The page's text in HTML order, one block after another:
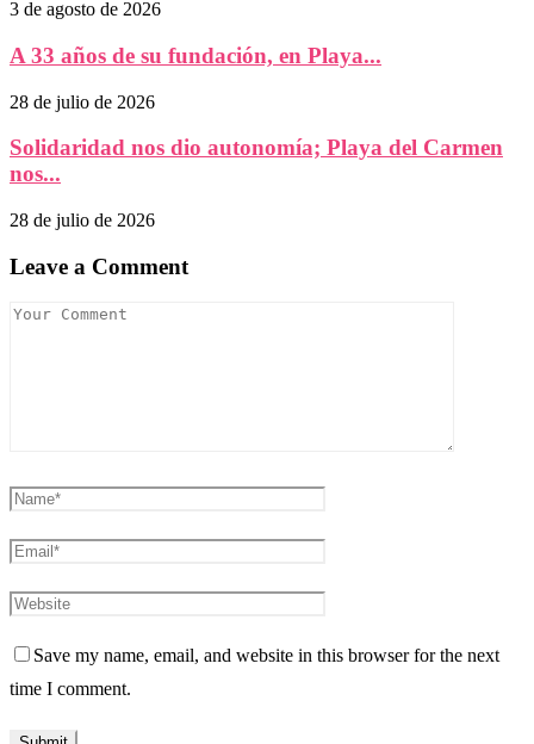
3 de agosto de 2026
A 33 años de su fundación, en Playa...
28 de julio de 2026
Solidaridad nos dio autonomía; Playa del Carmen
nos...
28 de julio de 2026
Leave a Comment
Save my name, email, and website in this browser for the next
time I comment.